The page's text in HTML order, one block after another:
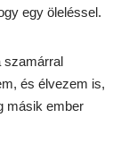
egy öleléssel.
szamárral
és élvezem is,
másik ember